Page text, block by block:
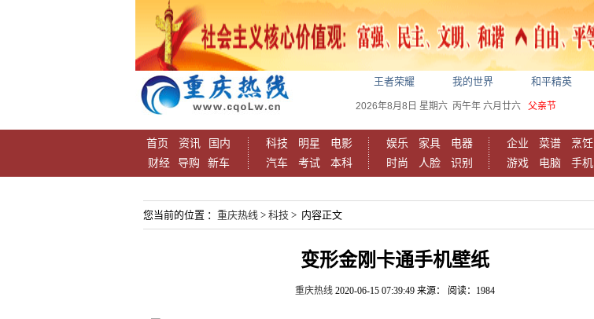
王者荣耀 我的世界 和平精英
2026年8月8日 星期六 丙午年 六月廿六 父亲节
首页 资讯
国内
财经
导购 新车
科技 明星
电影
汽车
考试 本科
娱乐 家具
电器
时尚
人脸 识别
企业 菜谱
烹饪
游戏
电脑 手机
您当前的位置 ： 重庆热线 > 科技 > 内容正文
变形金刚卡通手机壁纸
重庆热线 2020-06-15 07:39:49 来源： 阅读：1984